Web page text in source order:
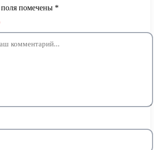
помечены *